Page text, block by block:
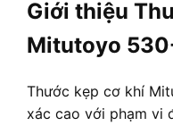
Giới thiệu
Mitutoyo
Thước kẹp cơ khí
xác cao với phạm vi